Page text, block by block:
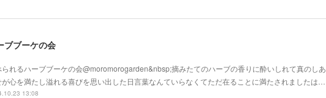
ブブーケの会
られるハーブブーケの会@moromorogarden&nbsp;摘みたてのハーブの香りに酔いしれて真のしあ
が心を満たし溢れる喜びを思い出した日言葉なんていらなくてただ在ることに満たされましたは…
13:08